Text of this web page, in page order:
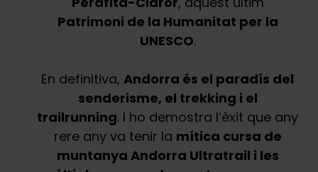
Patrimoni de la Humanitat per la
UNESCO.
En definitiva, Andorra és el paradís del
senderisme, el trekking i el
trailrunning. I ho demostra l’èxit que any
rere any va tenir la mítica cursa de
muntanya Andorra Ultratrail i les